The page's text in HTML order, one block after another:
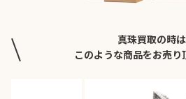
真珠買取の時は
このような商品をお売り